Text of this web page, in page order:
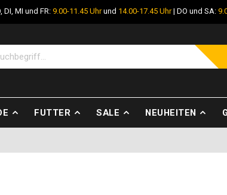
DI, MI und FR:9.00-11.45 Uhrund 14.00-17.45 Uhr| DO und SA:
FUTTER SALE NEUHEITEN